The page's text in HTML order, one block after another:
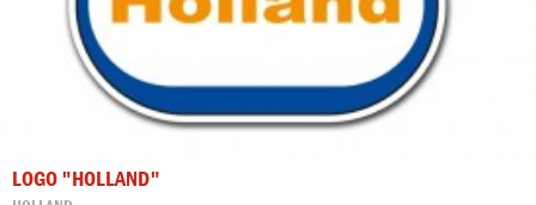
LOGO "HOLLAND"